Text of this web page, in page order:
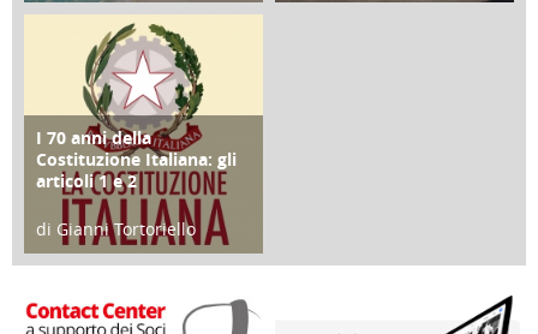
25 Giugno 2016
FOCUS
I 70 anni della
Costituzione Italiana: gli
articoli 1 e 2
di Gianni Tortoriello
17 Marzo 2018